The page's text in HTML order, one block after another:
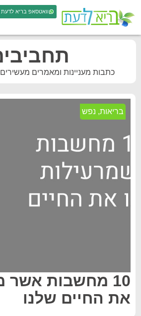
וואטסאפ בריא לדעת
כתבות מעניינות ומאמרים
בריאות, נפש
10 מחשבות אשר
את החיים שלנו